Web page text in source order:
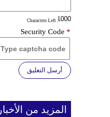
: Characters Left
Security Code *
أرسل التعليق
المزيد من الأخبار